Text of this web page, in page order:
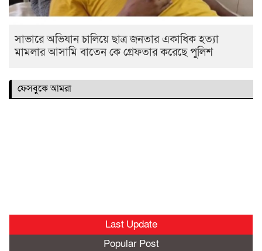
সাভারে অভিযান চালিয়ে ছাত্র জনতার একাধিক হত্যা
মামলার আসামি বাতেন কে গ্রেফতার করেছে পুলিশ
ফেসবুকে আমরা
Last Update
Popular Post